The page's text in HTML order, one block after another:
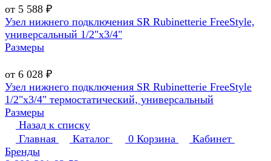
от 5 588 ₽
Узел нижнего подключения SR Rubinetterie FreeStyle,
универсальный 1/2"х3/4"
Размеры
от 6 028 ₽
Узел нижнего подключения SR Rubinetterie FreeStyle
1/2"х3/4" термостатический, универсальный
Размеры
Назад к списку
Главная
Каталог 0 Корзина
Кабинет
Бренды